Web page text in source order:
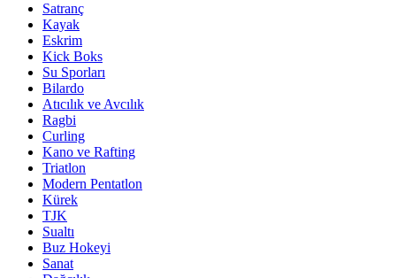
Satranç
Kayak
Eskrim
Kick Boks
Su Sporları
Bilardo
Atıcılık ve Avcılık
Ragbi
Curling
Kano ve Rafting
Triatlon
Modern Pentatlon
Kürek
TJK
Sualtı
Buz Hokeyi
Sanat